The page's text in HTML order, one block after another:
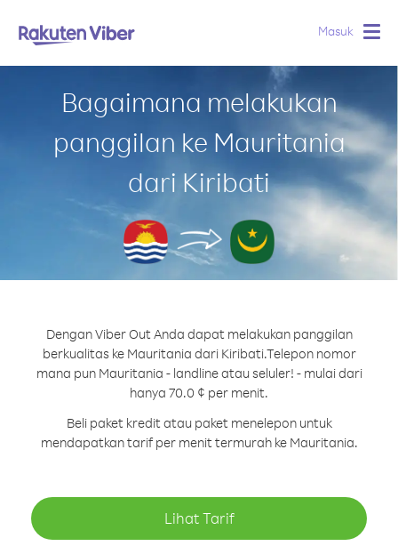
Masuk
Bagaimana melakukan
panggilan ke Mauritania
dari Kiribati
Dengan Viber Out Anda dapat melakukan panggilan
berkualitas ke Mauritania dari Kiribati.Telepon nomor
mana pun Mauritania - landline atau seluler! - mulai dari
hanya 70.0 ¢ per menit.
Beli paket kredit atau paket menelepon untuk
mendapatkan tarif per menit termurah ke Mauritania.
Lihat Tarif